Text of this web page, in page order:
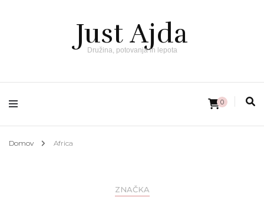
Just Ajda
Družina, potovanja in lepota
0
Domov Africa
ZNAČKA